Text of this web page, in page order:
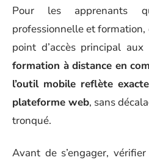
Pour les apprenants
professionnelle et
point d’accès principal aux
formation à distance en
l’outil mobile reflète
plateforme web, sans
tronqué.
Avant de s’engager,